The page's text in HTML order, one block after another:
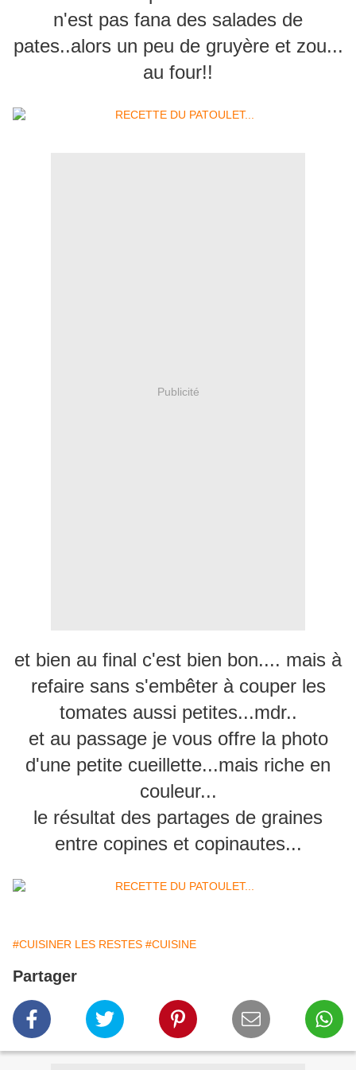
n'est pas fana des salades de
pates..alors un peu de gruyère et zou...
au four!!
Publicité
et bien au final c'est bien bon.... mais à
refaire sans s'embêter à couper les
tomates aussi petites...mdr..
et au passage je vous offre la photo
d'une petite cueillette...mais riche en
couleur...
le résultat des partages de graines
entre copines et copinautes...
#CUISINER LES RESTES #CUISINE
Partager